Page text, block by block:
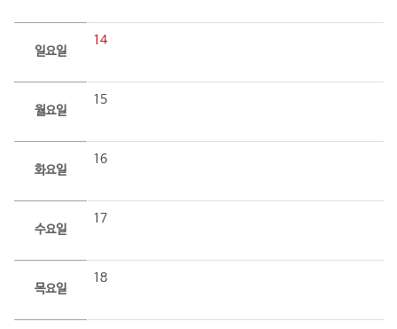
일요일
14
월요일
15
화요일
16
수요일
17
목요일
18